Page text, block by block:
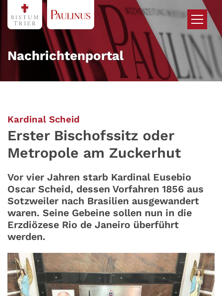
Zum Inhalt springen
Nachrichtenportal
Kardinal Scheid
Erster Bischofssitz oder
Metropole am Zuckerhut
Vor vier Jahren starb Kardinal Eusebio
Oscar Scheid, dessen Vorfahren 1856 aus
Sotzweiler nach Brasilien ausgewandert
waren. Seine Gebeine sollen nun in die
Erzdiözese Rio de Janeiro überführt
werden.